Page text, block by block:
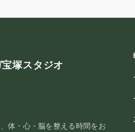
塚スタジオ
体・心・脳を整える時間をお